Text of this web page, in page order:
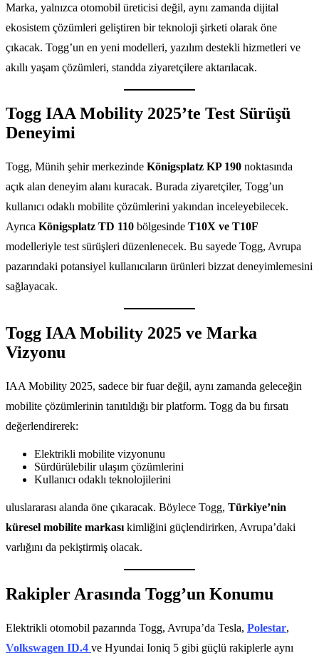
Marka, yalnızca otomobil üreticisi değil, aynı zamanda dijital
ekosistem çözümleri geliştiren bir teknoloji şirketi olarak öne
çıkacak. Togg’un en yeni modelleri, yazılım destekli hizmetleri ve
akıllı yaşam çözümleri, standda ziyaretçilere aktarılacak.
Togg IAA Mobility 2025’te Test Sürüşü
Deneyimi
Togg, Münih şehir merkezinde Königsplatz KP 190 noktasında
açık alan deneyim alanı kuracak. Burada ziyaretçiler, Togg’un
kullanıcı odaklı mobilite çözümlerini yakından inceleyebilecek.
Ayrıca Königsplatz TD 110 bölgesinde T10X ve T10F
modelleriyle test sürüşleri düzenlenecek. Bu sayede Togg, Avrupa
pazarındaki potansiyel kullanıcıların ürünleri bizzat deneyimlemesini
sağlayacak.
Togg IAA Mobility 2025 ve Marka
Vizyonu
IAA Mobility 2025, sadece bir fuar değil, aynı zamanda geleceğin
mobilite çözümlerinin tanıtıldığı bir platform. Togg da bu fırsatı
değerlendirerek:
Elektrikli mobilite vizyonunu
Sürdürülebilir ulaşım çözümlerini
Kullanıcı odaklı teknolojilerini
uluslararası alanda öne çıkaracak. Böylece Togg, Türkiye’nin
küresel mobilite markası kimliğini güçlendirirken, Avrupa’daki
varlığını da pekiştirmiş olacak.
Rakipler Arasında Togg’un Konumu
Elektrikli otomobil pazarında Togg, Avrupa’da Tesla, Polestar,
Volkswagen ID.4 ve Hyundai Ioniq 5 gibi güçlü rakiplerle aynı